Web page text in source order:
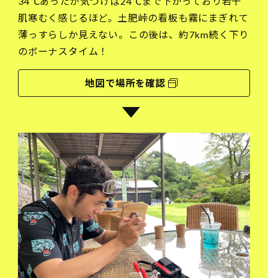
肌寒むく感じるほど。土肥峠の看板も霧にまぎれて
薄っすらしか見えない。この後は、約7km続く下り
のボーナスタイム！
地図で場所を確認